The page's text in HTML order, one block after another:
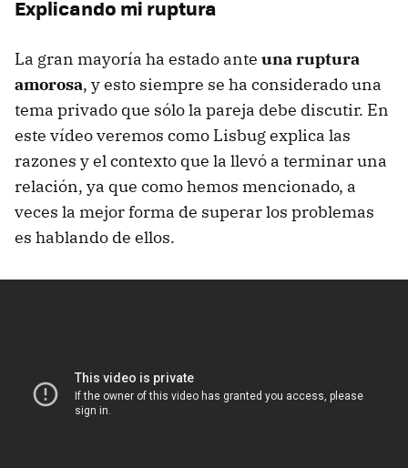
Explicando mi ruptura
La gran mayoría ha estado ante una ruptura
amorosa, y esto siempre se ha considerado una
tema privado que sólo la pareja debe discutir. En
este vídeo veremos como Lisbug explica las
razones y el contexto que la llevó a terminar una
relación, ya que como hemos mencionado, a
veces la mejor forma de superar los problemas
es hablando de ellos.